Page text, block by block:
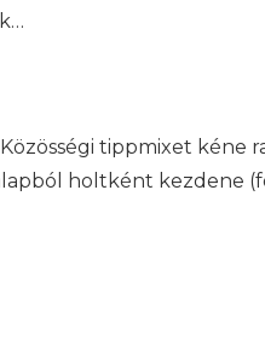
tippmixet kéne
holtként kezdene